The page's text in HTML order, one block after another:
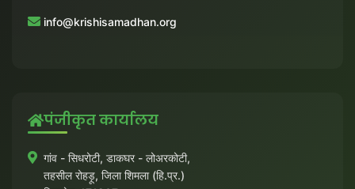
info@krishisamadhan.org
पंजीकृत कार्यालय
गांव - सिधरोटी, डाकघर - लोअरकोटी,
तहसील रोहड़ू, जिला शिमला (हि.प्र.)